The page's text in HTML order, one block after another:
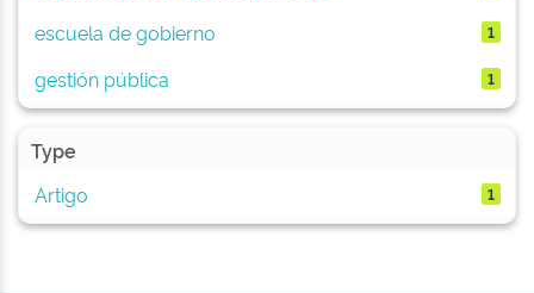
escuela de gobierno 1
gestión pública 1
Type
Artigo
1